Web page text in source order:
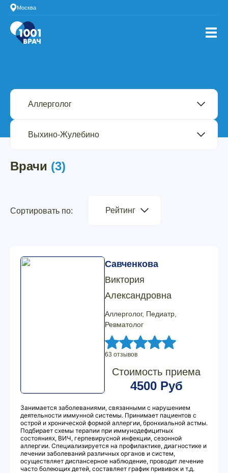
Москва
Врачи (3)
Сортировать по: Рейтинг
Савченкова
Виктория
Александровна
Аллерголог, Педиатр,
Ревматолог
63 отзывов
Стоимость приема
4500 Руб
Занимается заболеваниями, связанными с нарушением
деятельности иммунной системы. Принимает пациентов с
острой и хронической формой аллергии, бронхиальной астмы.
Подбирает схемы терапии при иммунодефицитных
состояниях, ВИЧ, герпевирусной инфекции, сезонной
аллергии. Специализируется на профилактике, диагностике и
лечении заболеваний различных органов и систем,
осуществляет диспансерное наблюдение, проводит лечение
часто болеющих детей, составляет график прививок и т.д.